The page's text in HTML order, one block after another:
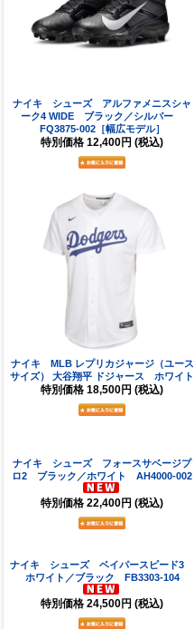
ナイキ シューズ アルファメニスシャ
ーク4 WIDE ブラック／シルバー
FQ3875-002［幅広モデル］
特別価格 12,400円 (税込)
ナイキ MLB レプリカジャージ（ユース
サイズ） 大谷翔平 ドジャース ホワイト
特別価格 18,500円 (税込)
ナイキ シューズ フォースサベージプ